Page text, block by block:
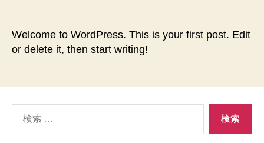
Welcome to WordPress. This is your first post. Edit
or delete it, then start writing!